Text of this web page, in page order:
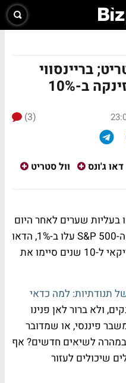
בריינסווי
(3)
דאו ג'ונס
וול סטריט
בעליות שערים לאחר היום
האדום במיוחד אמש. הנאסד"ק, ה-S&P 500 עלו ב-1%, הדאו
עם 0.7%. תשואות האג"ח האמריקאי ל-10 שנים סיימו את
תנודתיות: למה כדאי
ולא ברור לאן פנינו
פיננסי, או שמדובר
במהרה לשיאים חדשים? אף
שיכולים לעזור